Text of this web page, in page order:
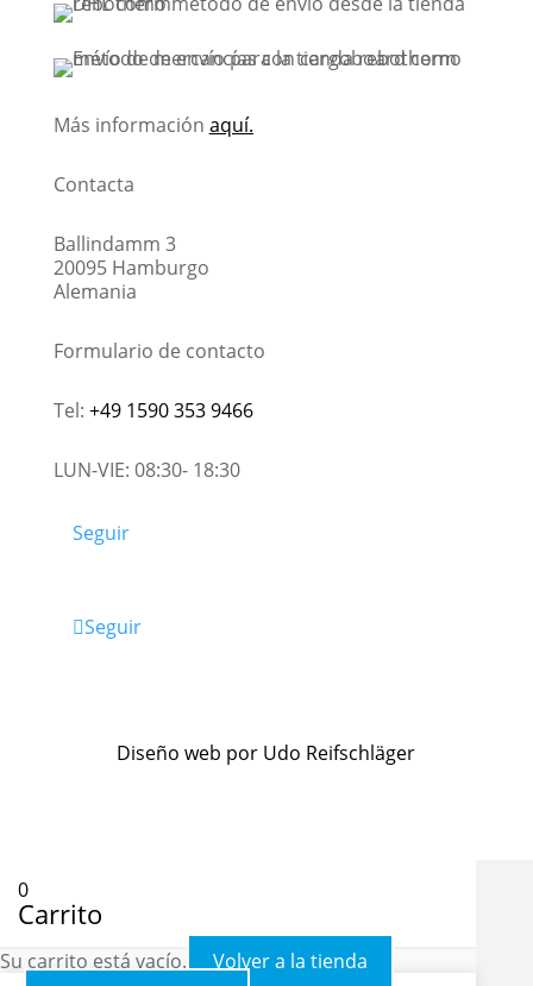
Más información aquí.
Contacta
Ballindamm 3
20095 Hamburgo
Alemania
Formulario de contacto
Tel: +49 1590 353 9466
LUN-VIE: 08:30- 18:30
Seguir
Seguir
Diseño web por Udo Reifschläger
0
Carrito
Su carrito está vacío. Volver a la tienda